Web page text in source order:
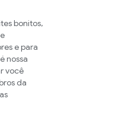
bonitos,
e para
nossa
você
da